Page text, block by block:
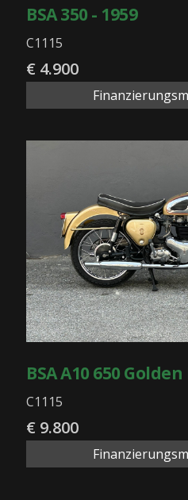
BSA 350 - 1959
C1115
€ 4.900
BSA A10 650
C1115
€ 9.800